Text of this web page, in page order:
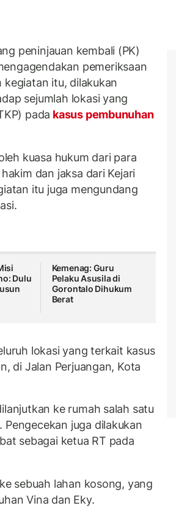
peninjauan kembali (PK)
pemeriksaan
itu, dilakukan
sejumlah lokasi yang
pada kasus pembunuhan
kuasa hukum dari para
dan jaksa dari Kejari
itu juga mengundang
Dulu
Kemenag: Guru
Pelaku Asusila di
Gorontalo Dihukum
Berat
lokasi yang terkait kasus
di Jalan Perjuangan, Kota
ke rumah salah satu
juga dilakukan
sebagai ketua RT pada
sebuah lahan kosong, yang
Vina dan Eky.